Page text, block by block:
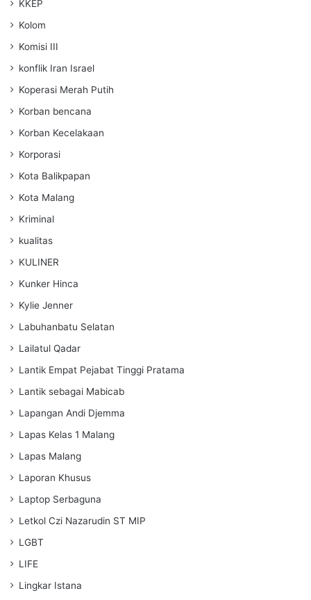
KKEP
Kolom
Komisi III
konflik Iran Israel
Koperasi Merah Putih
Korban bencana
Korban Kecelakaan
Korporasi
Kota Balikpapan
Kota Malang
Kriminal
kualitas
KULINER
Kunker Hinca
Kylie Jenner
Labuhanbatu Selatan
Lailatul Qadar
Lantik Empat Pejabat Tinggi Pratama
Lantik sebagai Mabicab
Lapangan Andi Djemma
Lapas Kelas 1 Malang
Lapas Malang
Laporan Khusus
Laptop Serbaguna
Letkol Czi Nazarudin ST MIP
LGBT
LIFE
Lingkar Istana